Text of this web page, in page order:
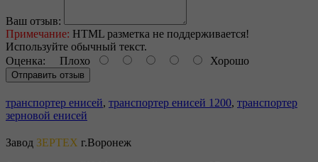
Ваш отзыв:
Примечание: HTML разметка не поддерживается!
Используйте обычный текст.
Оценка: Плохо Хорошо
Отправить отзыв
транспортер енисей, транспортер енисей 1200, транспортер
зерновой енисей
Завод ЗЕРТЕХ г.Воронеж